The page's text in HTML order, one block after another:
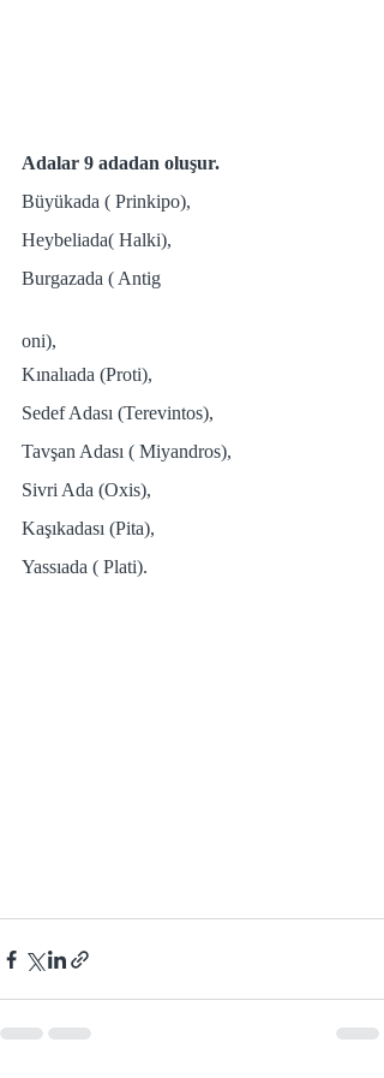
Adalar 9 adadan oluşur.
Büyükada ( Prinkipo),
Heybeliada( Halki),
Burgazada ( Antig
oni),
Kınalıada (Proti),
Sedef Adası (Terevintos),
Tavşan Adası ( Miyandros),
Sivri Ada (Oxis),
Kaşıkadası (Pita),
Yassıada ( Plati).